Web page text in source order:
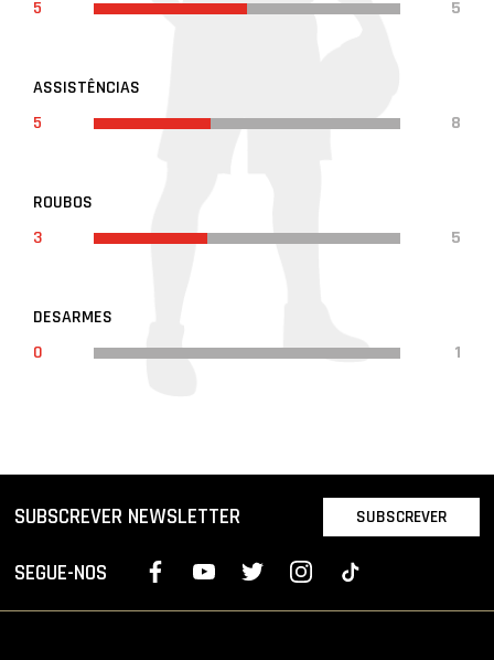
5
5
ASSISTÊNCIAS
5
8
ROUBOS
3
5
DESARMES
0
1
SUBSCREVER NEWSLETTER SUBSCREVER
SEGUE-NOS